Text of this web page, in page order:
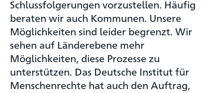
Schlussfolgerungen vorzustellen. Häufig
beraten wir auch Kommunen. Unsere
Möglichkeiten sind leider begrenzt. Wir
sehen auf Länderebene mehr
Möglichkeiten, diese Prozesse zu
unterstützen. Das Deutsche Institut für
Menschenrechte hat auch den Auftrag,